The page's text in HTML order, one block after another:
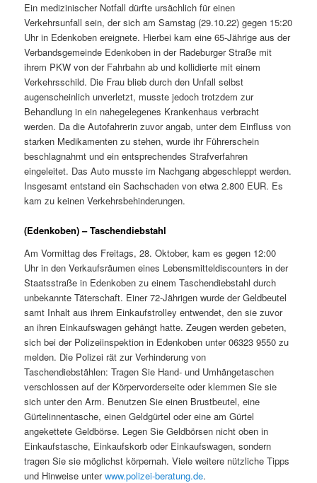
Ein medizinischer Notfall dürfte ursächlich für einen
Verkehrsunfall sein, der sich am Samstag (29.10.22) gegen 15:20
Uhr in Edenkoben ereignete. Hierbei kam eine 65-Jährige aus der
Verbandsgemeinde Edenkoben in der Radeburger Straße mit
ihrem PKW von der Fahrbahn ab und kollidierte mit einem
Verkehrsschild. Die Frau blieb durch den Unfall selbst
augenscheinlich unverletzt, musste jedoch trotzdem zur
Behandlung in ein nahegelegenes Krankenhaus verbracht
werden. Da die Autofahrerin zuvor angab, unter dem Einfluss von
starken Medikamenten zu stehen, wurde ihr Führerschein
beschlagnahmt und ein entsprechendes Strafverfahren
eingeleitet. Das Auto musste im Nachgang abgeschleppt werden.
Insgesamt entstand ein Sachschaden von etwa 2.800 EUR. Es
kam zu keinen Verkehrsbehinderungen.
(Edenkoben) – Taschendiebstahl
Am Vormittag des Freitags, 28. Oktober, kam es gegen 12:00
Uhr in den Verkaufsräumen eines Lebensmitteldiscounters in der
Staatsstraße in Edenkoben zu einem Taschendiebstahl durch
unbekannte Täterschaft. Einer 72-Jährigen wurde der Geldbeutel
samt Inhalt aus ihrem Einkaufstrolley entwendet, den sie zuvor
an ihren Einkaufswagen gehängt hatte. Zeugen werden gebeten,
sich bei der Polizeiinspektion in Edenkoben unter 06323 9550 zu
melden. Die Polizei rät zur Verhinderung von
Taschendiebstählen: Tragen Sie Hand- und Umhängetaschen
verschlossen auf der Körpervorderseite oder klemmen Sie sie
sich unter den Arm. Benutzen Sie einen Brustbeutel, eine
Gürtelinnentasche, einen Geldgürtel oder eine am Gürtel
angekettete Geldbörse. Legen Sie Geldbörsen nicht oben in
Einkaufstasche, Einkaufskorb oder Einkaufswagen, sondern
tragen Sie sie möglichst körpernah. Viele weitere nützliche Tipps
und Hinweise unterwww.polizei-beratung.de.